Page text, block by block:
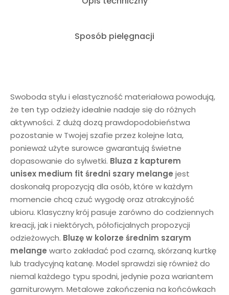
Sposób pielęgnacji
Swoboda stylu i elastyczność materiałowa powodują,
że ten typ odzieży idealnie nadaje się do różnych
aktywności. Z dużą dozą prawdopodobieństwa
pozostanie w Twojej szafie przez kolejne lata,
ponieważ użyte surowce gwarantują świetne
dopasowanie do sylwetki. Bluza z kapturem
unisex medium fit średni szary melange jest
doskonałą propozycją dla osób, które w każdym
momencie chcą czuć wygodę oraz atrakcyjność
ubioru. Klasyczny krój pasuje zarówno do codziennych
kreacji, jak i niektórych, półoficjalnych propozycji
odzieżowych. Bluzę w kolorze średnim szarym
melange warto zakładać pod czarną, skórzaną kurtkę
lub tradycyjną katanę. Model sprawdzi się również do
niemal każdego typu spodni, jedynie poza wariantem
garniturowym. Metalowe zakończenia na końcówkach